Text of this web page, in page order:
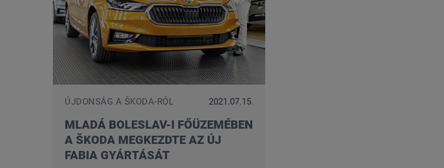
ÚJDONSÁG A ŠKODA-RÓL 2021.07.15.
MLADÁ BOLESLAV-I FŐÜZEMÉBEN
A ŠKODA MEGKEZDTE AZ ÚJ
FABIA GYÁRTÁSÁT